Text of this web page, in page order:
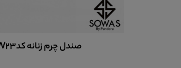
صندل چرم زنانه کدsw60